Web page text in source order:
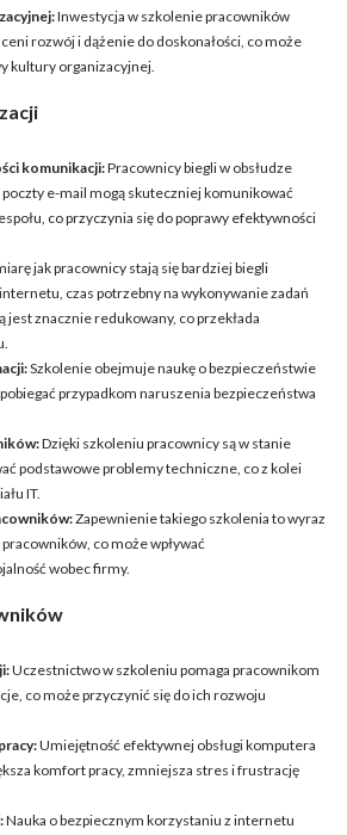
Inwestycja w szkolenie pracowników
rozwój i dążenie do doskonałości, co może
kultury organizacyjnej.
komunikacji:Pracownicy biegli w obsłudze
e-mail mogą skuteczniej komunikować
co przyczynia się do poprawy efektywności
jak pracownicy stają się bardziej biegli
czas potrzebny na wykonywanie zadań
jest znacznie redukowany, co przekłada
Szkolenie obejmuje naukę o bezpieczeństwie
przypadkom naruszenia bezpieczeństwa
Dzięki szkoleniu pracownicy są w stanie
podstawowe problemy techniczne, co z kolei
IT.
Zapewnienie takiego szkolenia to wyraz
co może wpływać
wobec firmy.
Uczestnictwo w szkoleniu pomaga pracownikom
co może przyczynić się do ich rozwoju
Umiejętność efektywnej obsługi komputera
komfort pracy, zmniejsza stres i frustrację
Nauka o bezpiecznym korzystaniu z internetu